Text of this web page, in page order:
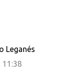
Leganés
11:38